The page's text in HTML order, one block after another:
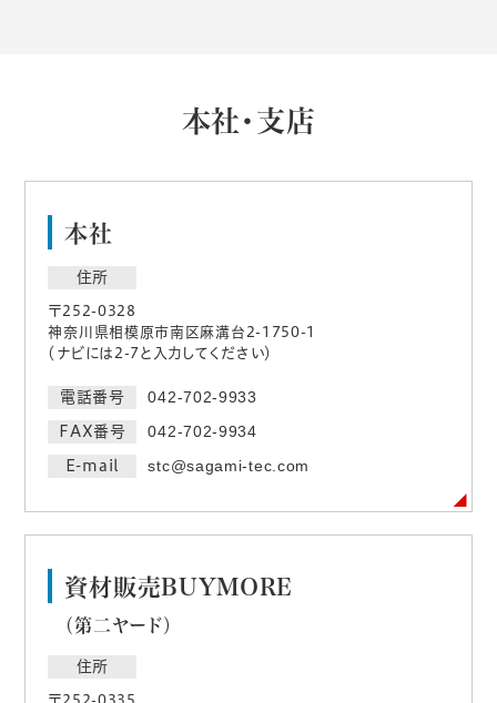
本社・支店
本社
住所
〒252-0328
神奈川県相模原市南区麻溝台2-1750-1
（ナビには2-7と入力してください）
電話番号 042-702-9933
FAX番号 042-702-9934
E-mail stc@sagami-tec.com
資材販売BUYMORE
（第二ヤード）
住所